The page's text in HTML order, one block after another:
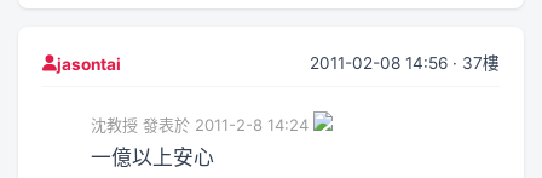
jasontai 2011-02-08 14:56 · 37樓
沈教授 發表於 2011-2-8 14:24
一億以上安心